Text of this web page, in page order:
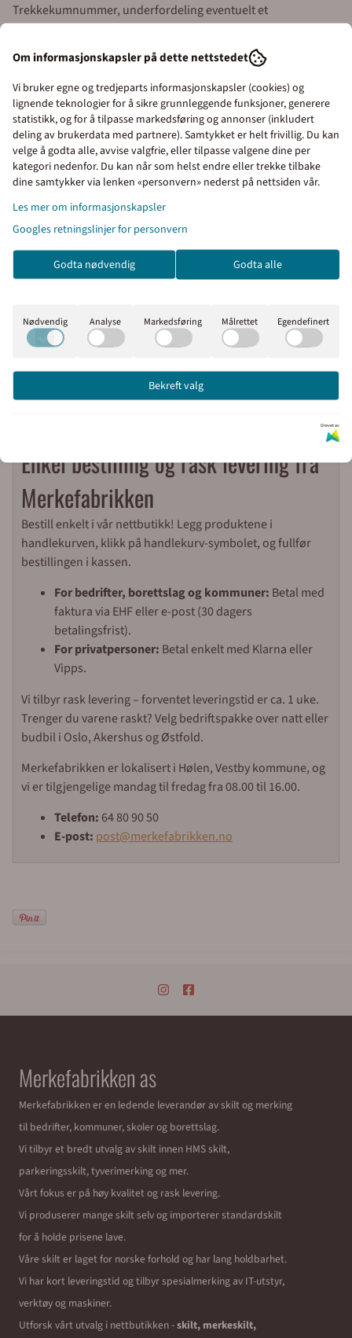
Trekkekumnummer, underfordeling eventuelt et
Kabelnummer. Skiltene leveres også med valgfri logo.
Her kan du leste ned eksempelfil for variabler i Excel.
TRYKK HER FOR Å LASTE NED
merking av lyktestolper med f. eks VL Kursnummer KM
Stolpenummer, TK Trekkekumnummer, UF underfordeling, KV
Enkel bestilling og rask levering fra
Merkefabrikken
Bestill enkelt i vår nettbutikk! Legg produktene i
handlekurven, klikk på handlekurv-symbolet, og fullfør
bestillingen i kassen.
For bedrifter, borettslag og kommuner: Betal med
faktura via EHF eller e-post (30 dagers
betalingsfrist).
For privatpersoner: Betal enkelt med Klarna eller
Vipps.
Vi tilbyr rask levering – forventet leveringstid er ca. 1 uke.
Trenger du varene raskt? Velg bedriftspakke over natt eller
budbil i Oslo, Akershus og Østfold.
Merkefabrikken er lokalisert i Hølen, Vestby kommune, og
vi er tilgjengelige mandag til fredag fra 08.00 til 16.00.
Telefon: 64 80 90 50
E-post: post@merkefabrikken.no
Merkefabrikken as
Merkefabrikken er en ledende leverandør av skilt og merking
til bedrifter, kommuner, skoler og borettslag.
Vi tilbyr et bredt utvalg av skilt innen HMS skilt,
parkeringsskilt, tyverimerking og mer.
Vårt fokus er på høy kvalitet og rask levering.
Vi produserer mange skilt selv og importerer standardskilt
for å holde prisene lave.
Våre skilt er laget for norske forhold og har lang holdbarhet.
Vi har kort leveringstid og tilbyr spesialmerking av IT-utstyr,
verktøy og maskiner.
Utforsk vårt utvalg i nettbutikken -skilt, merkeskilt,
Priser inkl. eller ekskl.
mva
I denne butikken kan du
velge om du vil se prisene
med eller uten moms.
Om informasjonskapsler på dette nettstedet
Vi bruker egne og tredjeparts informasjonskapsler (cookies) og
lignende teknologier for å sikre grunnleggende funksjoner, generere
statistikk, og for å tilpasse markedsføring og annonser (inkludert
deling av brukerdata med partnere). Samtykket er helt frivillig. Du kan
velge å godta alle, avvise valgfrie, eller tilpasse valgene dine per
kategori nedenfor. Du kan når som helst endre eller trekke tilbake
dine samtykker via lenken «personvern» nederst på nettsiden vår.
Les mer om informasjonskapsler
Googles retningslinjer for personvern
Godta nødvendig Godta alle
Nødvendig Analyse Markedsføring Målrettet Egendefinert
Bekreft valg
Drevet av